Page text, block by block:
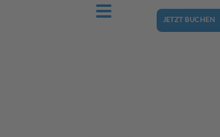
JETZT BUCHEN